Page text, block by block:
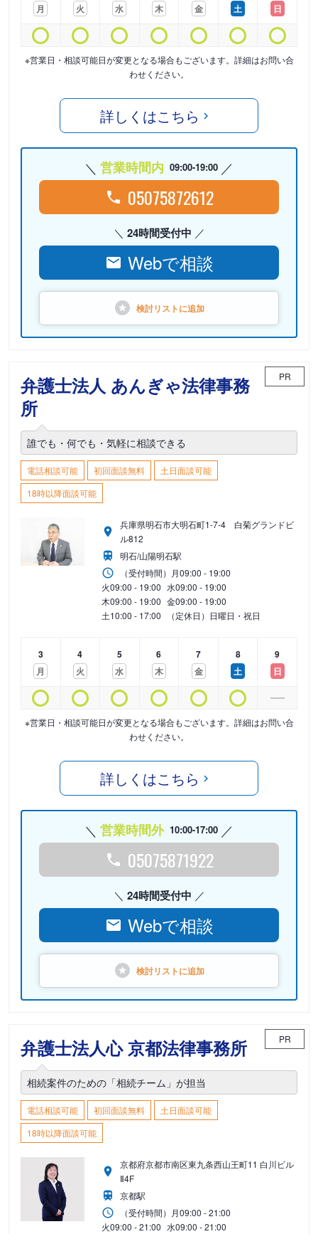
月
火
水
木
金
土
日
※営業日・相談可能日が変更となる場合もございます。詳細はお問い合
わせください。
詳しくはこちら
営業時間内 09:00-19:00
05075872612
24時間受付中
Webで相談
検討リストに追加
弁護士法人 あんぎゃ法律事務
所
PR
誰でも・何でも・気軽に相談できる
電話相談可能 初回面談無料
土日面談可能
18時以降面談可能
兵庫県明石市大明石町1-7-4 白菊グランドビ
ル812
明石/山陽明石駅
（受付時間） 月09:00 - 19:00
火09:00 - 19:00 水09:00 - 19:00
木09:00 - 19:00 金09:00 - 19:00
土10:00 - 17:00 （定休日）日曜日・祝日
3
月
4
火
5
水
6
木
7
金
8
土
9
日
※営業日・相談可能日が変更となる場合もございます。詳細はお問い合
わせください。
詳しくはこちら
営業時間外 10:00-17:00
05075871922
24時間受付中
Webで相談
検討リストに追加
弁護士法人心 京都法律事務所 PR
相続案件のための「相続チーム」が担当
電話相談可能 初回面談無料
土日面談可能
18時以降面談可能
京都府京都市南区東九条西山王町11 白川ビル
Ⅱ4F
京都駅
（受付時間） 月09:00 - 21:00
火09:00 - 21:00 水09:00 - 21:00